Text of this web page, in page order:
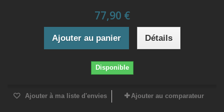
77,90 €
Ajouter au panier Détails
Disponible
Ajouter à ma liste d'envies Ajouter au comparateur